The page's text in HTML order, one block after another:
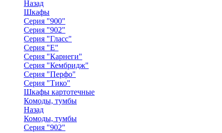
Назад
Шкафы
Серия "900"
Серия "902"
Серия "Гласс"
Серия "Е"
Серия "Карнеги"
Серия "Кембридж"
Серия "Перфо"
Серия "Тико"
Шкафы картотечные
Комоды, тумбы
Назад
Комоды, тумбы
Серия "902"